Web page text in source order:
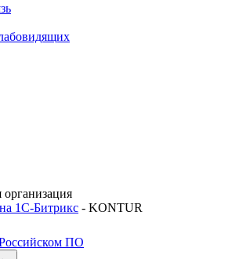
организация
1С-Битрикс - KONTUR
ПО